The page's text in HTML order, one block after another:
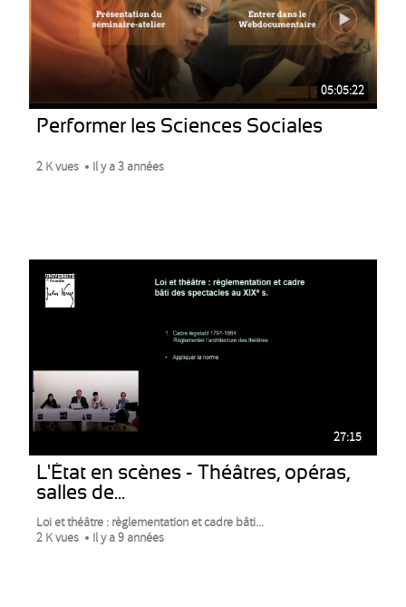
05:05:22
Performer les Sciences Sociales
2 K vues Il y a 3 années
27:15
L'État en scènes - Théâtres, opéras,
salles de...
Loi et théâtre : règlementation et cadre bâti...
2 K vues
Il y a 9 années